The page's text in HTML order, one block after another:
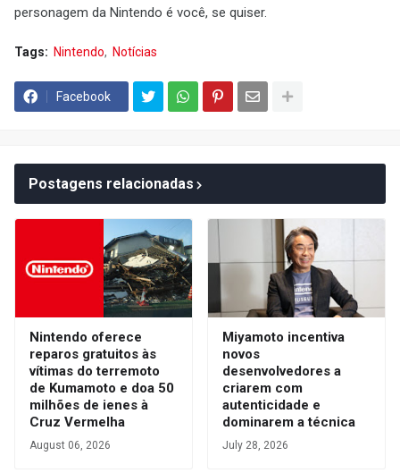
personagem da Nintendo é você, se quiser.
Tags: Nintendo Notícias
Facebook
Postagens relacionadas
Nintendo oferece
reparos gratuitos às
vítimas do terremoto
de Kumamoto e doa 50
milhões de ienes à
Cruz Vermelha
August 06, 2026
Miyamoto incentiva
novos
desenvolvedores a
criarem com
autenticidade e
dominarem a técnica
July 28, 2026